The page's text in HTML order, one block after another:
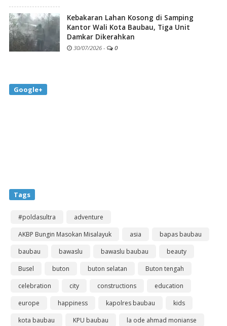
Kebakaran Lahan Kosong di Samping
Kantor Wali Kota Baubau, Tiga Unit
Damkar Dikerahkan
30/07/2026 - 0
Google+
Tags
#poldasultra
adventure
AKBP Bungin Masokan Misalayuk
asia
bapas baubau
baubau
bawaslu bawaslu baubau
beauty
Busel
buton buton selatan
Buton tengah
celebration
city constructions
education
europe
happiness kapolres baubau
kids
kota baubau
KPU baubau
la ode ahmad monianse